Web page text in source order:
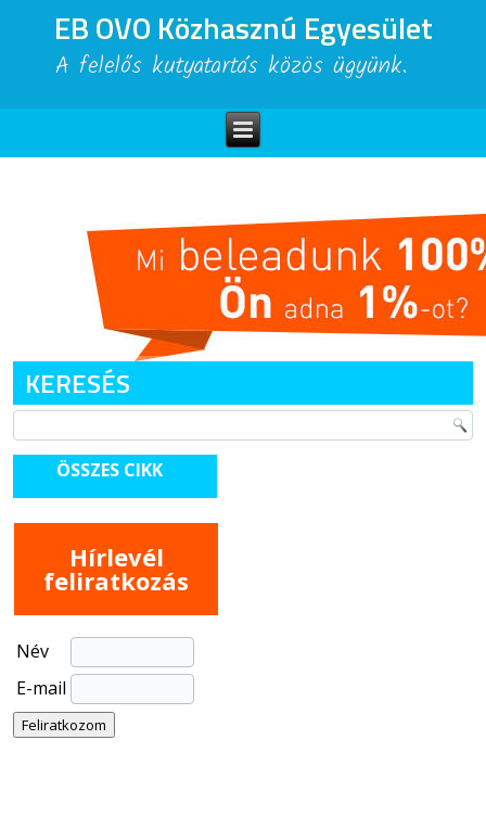
EB OVO Közhasznú Egyesület
A felelős kutyatartás közös ügyünk.
KERESÉS
ÖSSZES CIKK
Hírlevél
feliratkozás
Név
E-mail